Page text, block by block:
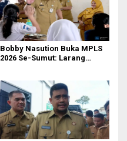
Bobby Nasution Buka MPLS
2026 Se-Sumut: Larang